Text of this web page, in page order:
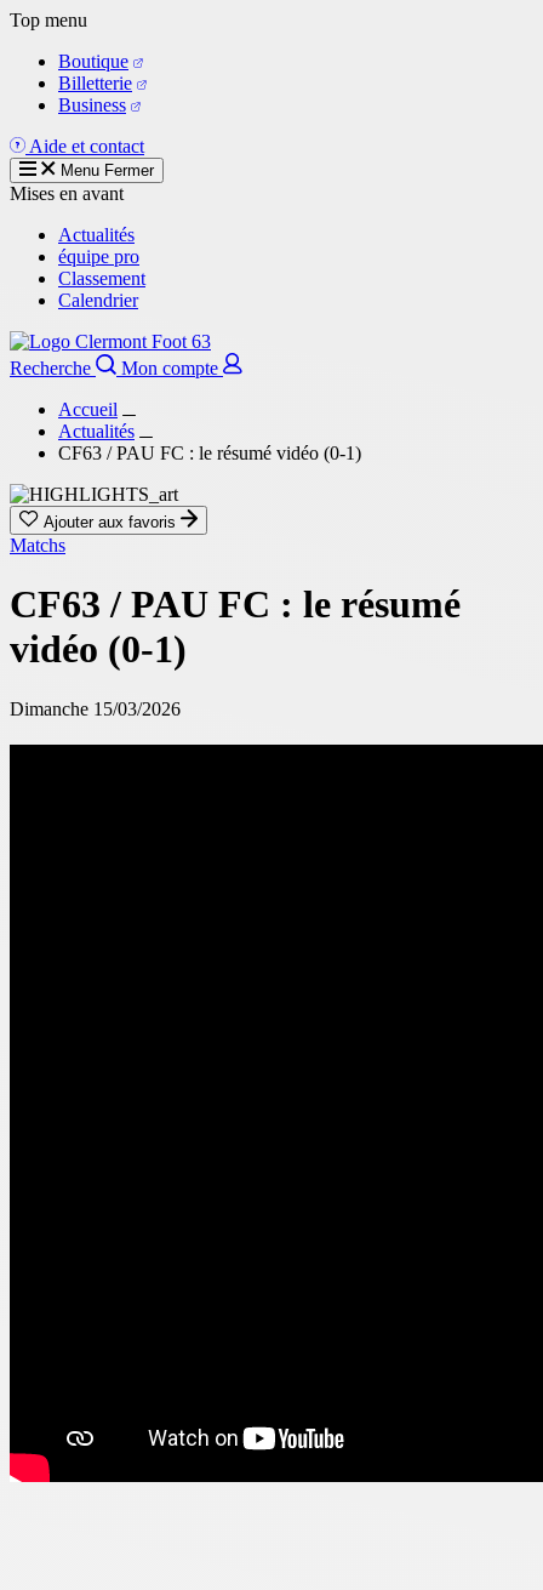
Aller
contenu
principal
Top menu
Boutique
Billetterie
Business
Aide et contact
Menu Fermer
Mises en avant
Actualités
équipe pro
Classement
Calendrier
Recherche
Mon compte
Accueil
Actualités
CF63 / PAU FC : le résumé vidéo (0-1)
Ajouter aux favoris
Matchs
CF63 / PAU FC : le résumé
vidéo (0-1)
Dimanche 15/03/2026